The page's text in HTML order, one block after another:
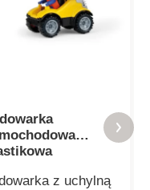
z uchylną